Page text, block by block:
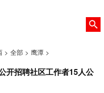
> 全部 > 鹰潭 >
开招聘社区工作者15人公